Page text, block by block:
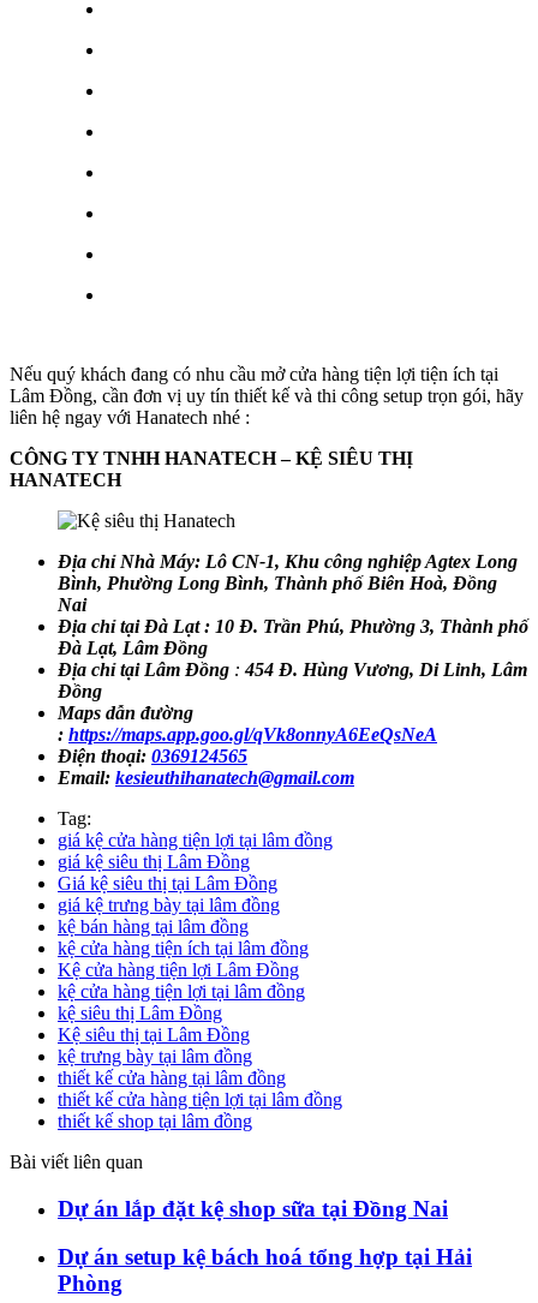
Nếu quý khách đang có nhu cầu mở cửa hàng tiện lợi tiện ích tại
Lâm Đồng, cần đơn vị uy tín thiết kế và thi công setup trọn gói, hãy
liên hệ ngay với Hanatech nhé :
CÔNG TY TNHH HANATECH – KỆ SIÊU THỊ
HANATECH
Địa chỉ Nhà Máy: Lô CN-1, Khu công nghiệp Agtex Long
Bình, Phường Long Bình, Thành phố Biên Hoà, Đồng
Nai
Địa chỉ tại Đà Lạt : 10 Đ. Trần Phú, Phường 3, Thành phố
Đà Lạt, Lâm Đồng
Địa chỉ tại Lâm Đồng :454 Đ. Hùng Vương, Di Linh, Lâm
Đồng
Maps dẫn đường
: https://maps.app.goo.gl/qVk8onnyA6EeQsNeA
Điện thoại: 0369124565
Email: kesieuthihanatech@gmail.com
Tag:
giá kệ cửa hàng tiện lợi tại lâm đồng
giá kệ siêu thị Lâm Đồng
Giá kệ siêu thị tại Lâm Đồng
giá kệ trưng bày tại lâm đồng
kệ bán hàng tại lâm đồng
kệ cửa hàng tiện ích tại lâm đồng
Kệ cửa hàng tiện lợi Lâm Đồng
kệ cửa hàng tiện lợi tại lâm đồng
kệ siêu thị Lâm Đồng
Kệ siêu thị tại Lâm Đồng
kệ trưng bày tại lâm đồng
thiết kế cửa hàng tại lâm đồng
thiết kế cửa hàng tiện lợi tại lâm đồng
thiết kế shop tại lâm đồng
Bài viết liên quan
Dự án lắp đặt kệ shop sữa tại Đồng Nai
Dự án setup kệ bách hoá tổng hợp tại Hải
Phòng